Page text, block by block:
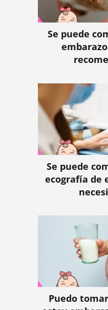
Se puede
Se puede
ecografía de
Puedo